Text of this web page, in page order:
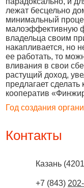
лежат бесцельно
минимальный
малоэффективную
владельца своим
накапливается, но
ее работать, то
вливания в свои
растущий доход,
предлагает
кооператив
Год создания
Контакты
Казань (
+7 (843)